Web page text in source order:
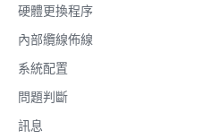
硬體更換程序
內部纜線佈線
系統配置
問題判斷
訊息